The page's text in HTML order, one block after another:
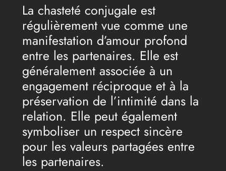
La chasteté conjugale est
régulièrement vue comme une
manifestation d’amour profond
entre les partenaires. Elle est
généralement associée à un
engagement réciproque et à la
préservation de l’intimité dans la
relation. Elle peut également
symboliser un respect sincère
pour les valeurs partagées entre
les partenaires.